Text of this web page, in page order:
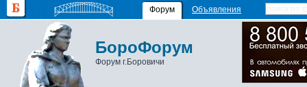
Форум Объявления
БороФорум
Форум г.Боровичи